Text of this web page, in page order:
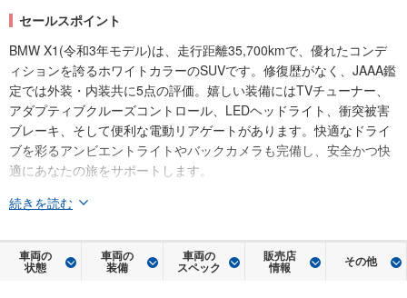
セールスポイント
BMW X1(令和3年モデル)は、走行距離35,700kmで、優れたコンデ
ィションを誇るホワイトカラーのSUVです。修復歴がなく、JAAA鑑
定では外装・内装共に5点の評価。嬉しい装備にはTVチューナー、
アダプティブクルーズコントロール、LEDヘッドライト、衝突被害
ブレーキ、そして便利な電動リアゲートがあります。快適なドライ
ブを彩るアンビエントライトやバックカメラも完備し、安全かつ快
適にあなたの旅をサポートします。
続きを読む
車両の
状態
車両の
装備
車両の
スペック
販売店
情報 その他